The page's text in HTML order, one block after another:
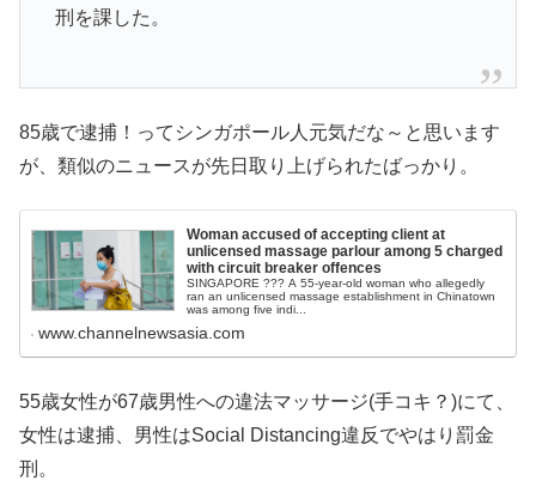
刑を課した。
85歳で逮捕！ってシンガポール人元気だな～と思います
が、類似のニュースが先日取り上げられたばっかり。
Woman accused of accepting client at
unlicensed massage parlour among 5 charged
with circuit breaker offences
SINGAPORE ??? A 55-year-old woman who allegedly
ran an unlicensed massage establishment in Chinatown
was among five indi...
www.channelnewsasia.com
55歳女性が67歳男性への違法マッサージ(手コキ？)にて、
女性は逮捕、男性はSocial Distancing違反でやはり罰金
刑。